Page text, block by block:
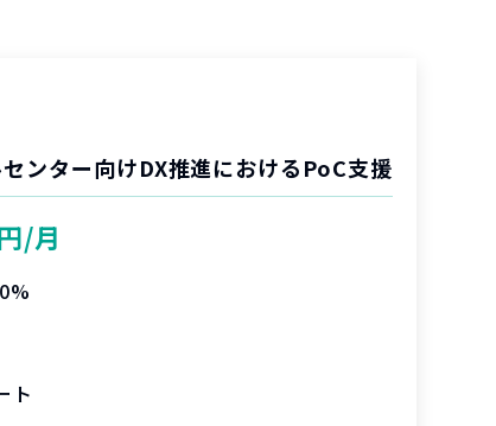
ンター向けDX推進におけるPoC支援
/月
ト